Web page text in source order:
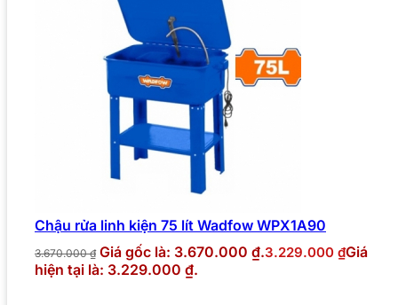
Chậu rửa linh kiện 75 lít Wadfow WPX1A90
3.670.000₫ Giá gốc là: 3.670.000 ₫.3.229.000 ₫Giá
hiện tại là: 3.229.000 ₫.